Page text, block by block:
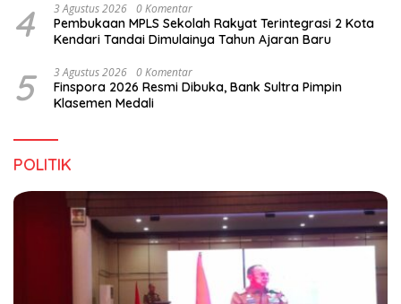
4 3 Agustus 2026 0 Komentar
Pembukaan MPLS Sekolah Rakyat Terintegrasi 2 Kota
Kendari Tandai Dimulainya Tahun Ajaran Baru
5 3 Agustus 2026 0 Komentar
Finspora 2026 Resmi Dibuka, Bank Sultra Pimpin
Klasemen Medali
POLITIK